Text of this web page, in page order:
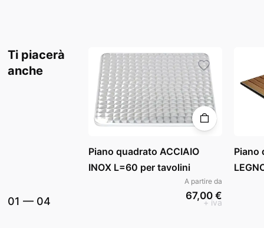
Ti piacerà
anche
01 — 04
Piano quadrato ACCIAIO
INOX L=60 per tavolini
A partire da
67,00 €
+ iva
Piano